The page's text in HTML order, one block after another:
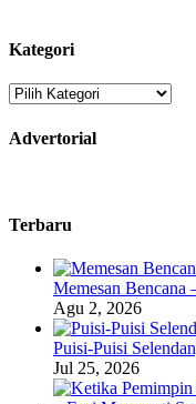
Kategori
Kategori
Advertorial
Terbaru
Memesan Bencana
Agu 2, 2026
Puisi-Puisi
Jul 25, 2026